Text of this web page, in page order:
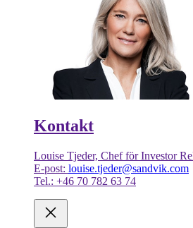
Kontakt
Louise Tjeder, Chef för Investor
E-post: louise.tjeder@sandvik.com
Tel.: +46 70 782 63 74